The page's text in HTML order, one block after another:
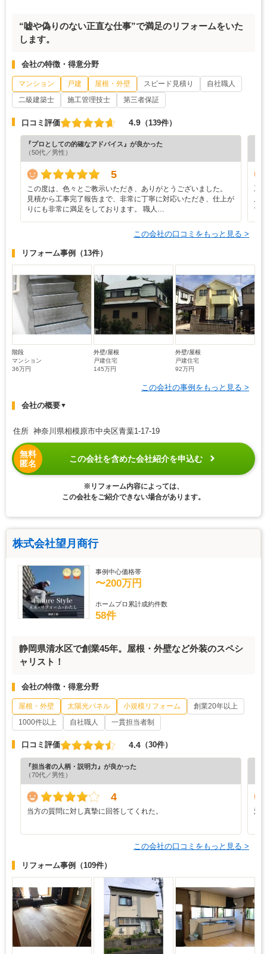
“嘘や偽りのない正直な仕事”で満足のリフォームをいた
します。
会社の特徴・得意分野
マンション 戸建 屋根・外壁 スピード見積り
自社職人
二級建築士
施工管理技士 第三者保証
口コミ評価 4.9 （139件）
『プロとしての的確なアドバイス』が良かった
（50代／男性）
5
この度は、色々とご教示いただき、ありがとうございました。
見積から工事完了報告まで、非常に丁寧に対応いただき、仕上が
りにも非常に満足をしております。 職人…
工
止
ず
この会社の口コミをもっと見る >
リフォーム事例 （13件）
階段
マンション
36万円
外壁/屋根
戸建住宅
145万円
外壁/屋根
戸建住宅
92万円
この会社の事例をもっと見る >
会社の概要▼
住所 神奈川県相模原市中央区青葉1-17-19
無料
匿名
この会社を含めた会社紹介を申込む
※リフォーム内容によっては、
この会社をご紹介できない場合があります。
株式会社望月商行
事例中心価格帯
〜200万円
ホームプロ累計成約件数
58件
静岡県清水区で創業45年。屋根・外壁など外装のスペシ
ャリスト！
会社の特徴・得意分野
屋根・外壁 太陽光パネル 小規模リフォーム
創業20年以上
1000件以上
自社職人 一貫担当者制
口コミ評価 4.4 （30件）
『担当者の人柄・説明力』が良かった
（70代／男性）
4
当方の質問に対し真摯に回答してくれた。 対
この会社の口コミをもっと見る >
リフォーム事例 （109件）